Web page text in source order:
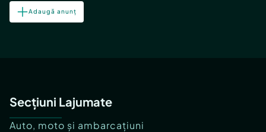
Adaugă anunț
Secțiuni Lajumate
Auto, moto și ambarcațiuni